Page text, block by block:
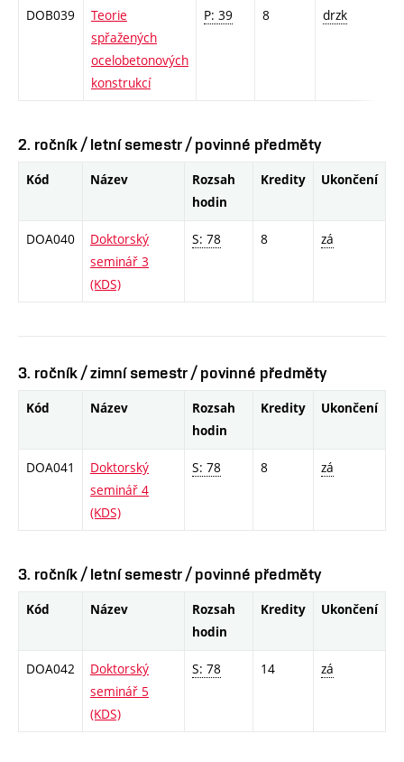
DOB039
Teorie
spřažených
ocelobetonových
konstrukcí
P: 39 8 drzk
2. ročník / letní semestr / povinné předměty
Kód Název
Rozsah
hodin
Kredity Ukončení
DOA040
Doktorský
seminář 3
(KDS)
S: 78 8 zá
3. ročník / zimní semestr / povinné předměty
Kód Název
Rozsah
hodin
Kredity Ukončení
DOA041
Doktorský
seminář 4
(KDS)
S: 78 8 zá
3. ročník / letní semestr / povinné předměty
Kód Název
Rozsah
hodin
Kredity Ukončení
DOA042
Doktorský
seminář 5
(KDS)
S: 78 14 zá